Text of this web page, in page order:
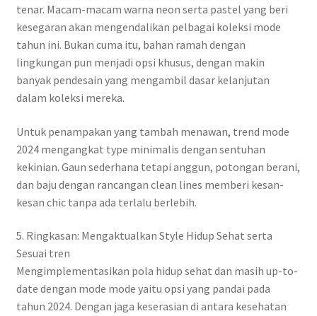
tenar. Macam-macam warna neon serta pastel yang beri
kesegaran akan mengendalikan pelbagai koleksi mode
tahun ini. Bukan cuma itu, bahan ramah dengan
lingkungan pun menjadi opsi khusus, dengan makin
banyak pendesain yang mengambil dasar kelanjutan
dalam koleksi mereka.
Untuk penampakan yang tambah menawan, trend mode
2024 mengangkat type minimalis dengan sentuhan
kekinian. Gaun sederhana tetapi anggun, potongan berani,
dan baju dengan rancangan clean lines memberi kesan-
kesan chic tanpa ada terlalu berlebih.
5. Ringkasan: Mengaktualkan Style Hidup Sehat serta
Sesuai tren
Mengimplementasikan pola hidup sehat dan masih up-to-
date dengan mode mode yaitu opsi yang pandai pada
tahun 2024. Dengan jaga keserasian di antara kesehatan